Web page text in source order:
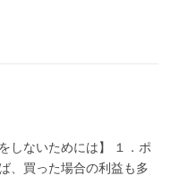
しないためには】 １．ポ
、買った場合の利益も多